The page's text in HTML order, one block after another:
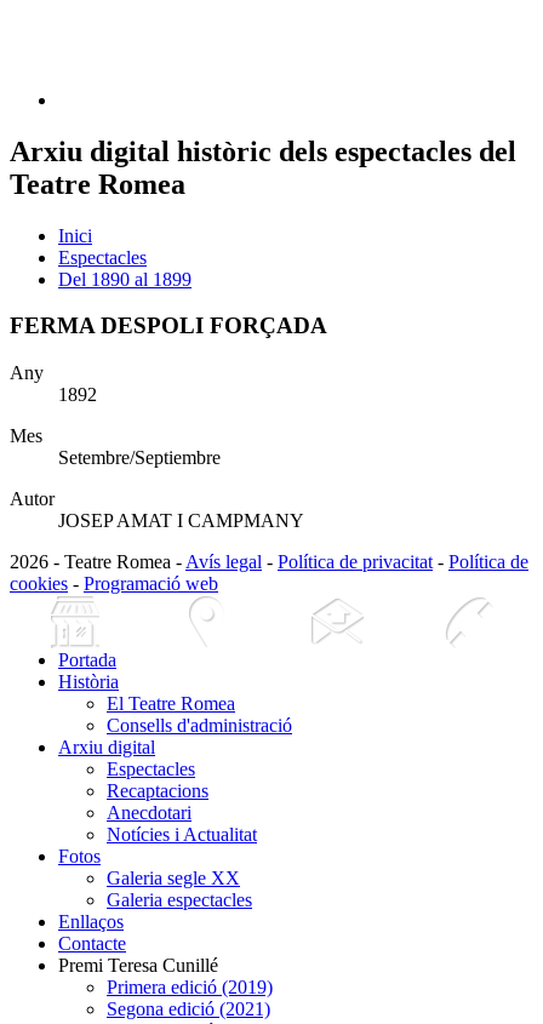
Arxiu digital històric dels espectacles del
Teatre Romea
Inici
Espectacles
Del 1890 al 1899
FERMA DESPOLI FORÇADA
Any
1892
Mes
Setembre/Septiembre
Autor
JOSEP AMAT I CAMPMANY
2026 - Teatre Romea - Avís legal - Política de privacitat - Política de
cookies - Programació web
Portada
Història
El Teatre Romea
Consells d'administració
Arxiu digital
Espectacles
Recaptacions
Anecdotari
Notícies i Actualitat
Fotos
Galeria segle XX
Galeria espectacles
Enllaços
Contacte
Premi Teresa Cunillé
Primera edició (2019)
Segona edició (2021)